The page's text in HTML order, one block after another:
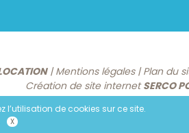
|Mentions légales|Plan du
Création de site internet SERCO
l’utilisation de cookies sur ce site.